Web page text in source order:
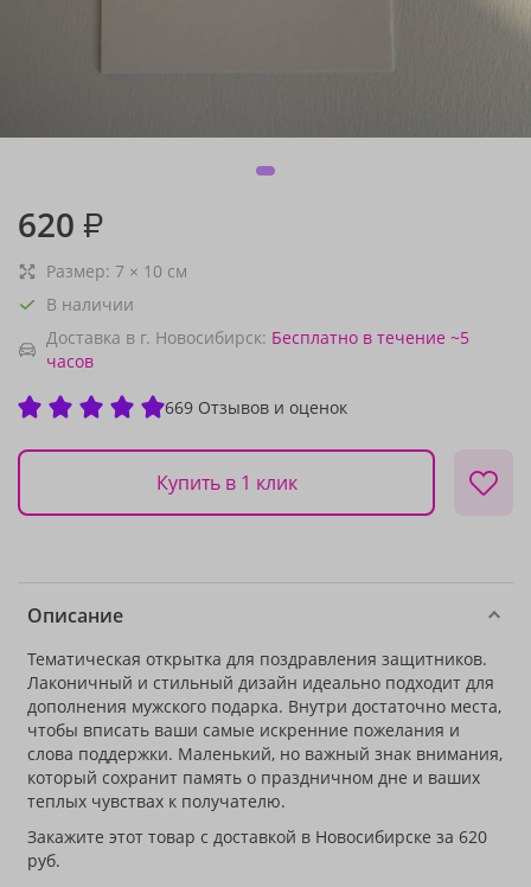
620 ₽
Размер: 7 × 10 см
В наличии
Доставка в г. Новосибирск: Бесплатно в течение ~5
часов
669 Отзывов и оценок
Купить в 1 клик
Описание
Тематическая открытка для поздравления защитников.
Лаконичный и стильный дизайн идеально подходит для
дополнения мужского подарка. Внутри достаточно места,
чтобы вписать ваши самые искренние пожелания и
слова поддержки. Маленький, но важный знак внимания,
который сохранит память о праздничном дне и ваших
теплых чувствах к получателю.
Закажите этот товар с доставкой в Новосибирске за 620
руб.